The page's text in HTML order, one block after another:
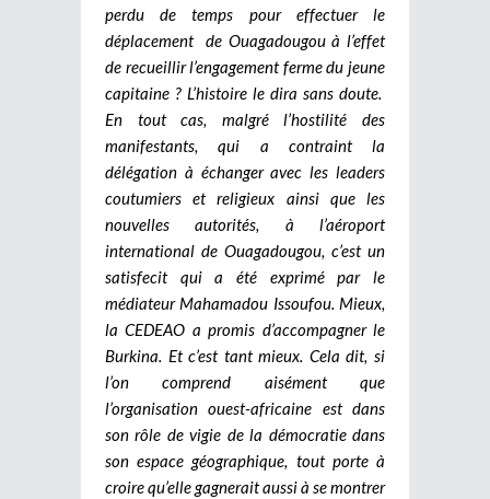
perdu de temps pour effectuer le
déplacement de Ouagadougou à l’effet
de recueillir l’engagement ferme du jeune
capitaine ? L’histoire le dira sans doute.
En tout cas, malgré l’hostilité des
manifestants, qui a contraint la
délégation à échanger avec les leaders
coutumiers et religieux ainsi que les
nouvelles autorités, à l’aéroport
international de Ouagadougou, c’est un
satisfecit qui a été exprimé par le
médiateur Mahamadou Issoufou. Mieux,
la CEDEAO a promis d’accompagner le
Burkina. Et c’est tant mieux. Cela dit, si
l’on comprend aisément que
l’organisation ouest-africaine est dans
son rôle de vigie de la démocratie dans
son espace géographique, tout porte à
croire qu’elle gagnerait aussi à se montrer